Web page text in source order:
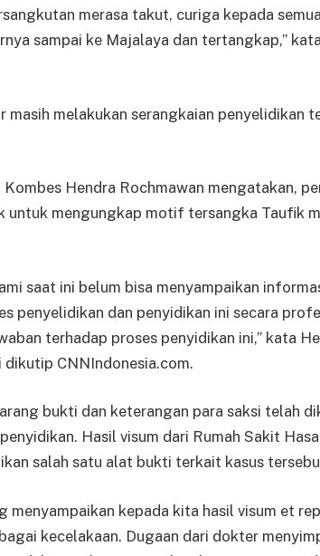
merasa takut, curiga kepada
sampai ke Majalaya dan tertangkap,”
masih melakukan serangkaian penyelidikan
Hendra Rochmawan mengatakan,
untuk mengungkap motif tersangka Taufik
saat ini belum bisa menyampaikan
penyelidikan dan penyidikan ini secara
terhadap proses penyidikan ini,” kata
CNNIndonesia.com.
bukti dan keterangan para saksi telah
Hasil visum dari Rumah Sakit
salah satu alat bukti terkait kasus
menyampaikan kepada kita hasil visum et
kecelakaan. Dugaan dari dokter